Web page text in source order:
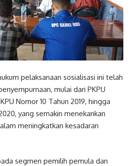
pelaksanaan sosialisasi ini telah
mulai dari PKPU
Nomor 10 Tahun 2019, hingga
yang semakin menekankan
meningkatkan kesadaran
segmen pemilih pemula dan